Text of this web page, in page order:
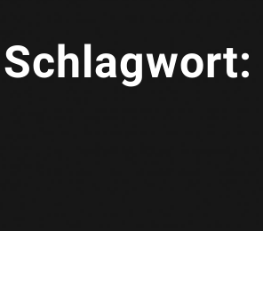
Schlagwort: